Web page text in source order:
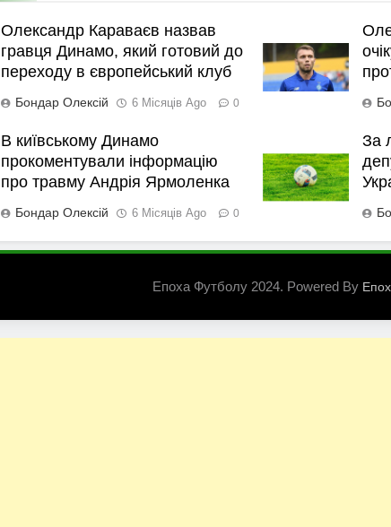
Олександр Караваєв назвав
гравця Динамо, який готовий до
переходу в європейський клуб
Бондар Олексій 6 Місяців Ago 0
В київському Динамо
прокоментували інформацію
про травму Андрія Ярмоленка
Бондар Олексій 6 Місяців Ago 0
За
Епоха Футболу 2024. Powered By